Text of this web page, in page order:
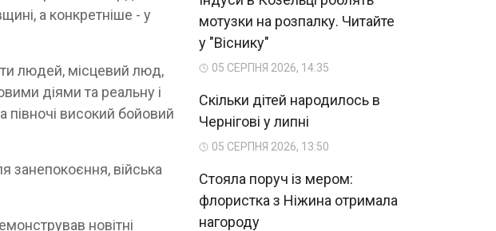
а конкретніше - у
людей, місцевий люд,
діями та реальну і
півночі високий бойовий
занепокоєння, війська
новітні
мотузки на розпалку. Читайте
у "Віснику"
05 СЕРПНЯ 2026, 14:35
Скільки дітей народилось в
Чернігові у липні
05 СЕРПНЯ 2026, 13:50
Стояла поруч із мером:
флористка з Ніжина отримала
нагороду